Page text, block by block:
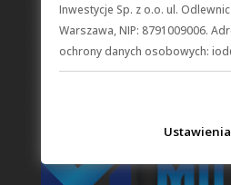
Inwestycje Sp. z o.o. ul.
Warszawa, NIP: 8791009006.
ochrony danych osobowych:
Ustawienia